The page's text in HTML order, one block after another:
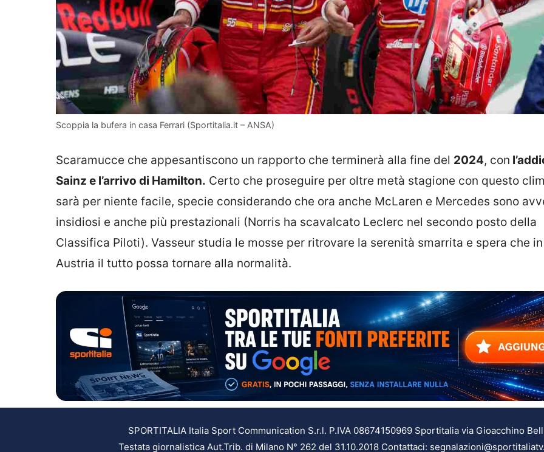
Scoppia la bufera in casa Ferrari (Sportitalia.it – ANSA)
Scaramucce che appesantiscono un rapporto che terminerà alla fine del 2024, con
Sainz e l’arrivo di Hamilton. Certo che proseguire per oltre metà stagione con questo
sarà per niente facile, specie considerando che ora anche McLaren e Mercedes sono
insidiosi e anche più prestazionali (Norris ha scavalcato Leclerc nel secondo posto della
Classifica Piloti). Vasseur studia le mosse per ritrovare la serenità smarrita e spera che in
Austria il tutto possa tornare alla normalità.
SPORTITALIA Italia Sport Communication S.r.l. P.IVA 08674150969 Sportitalia via Gioacchino
Testata giornalistica Aut.Trib. di Milano N° 262 del 31.10.2018 Contattaci: